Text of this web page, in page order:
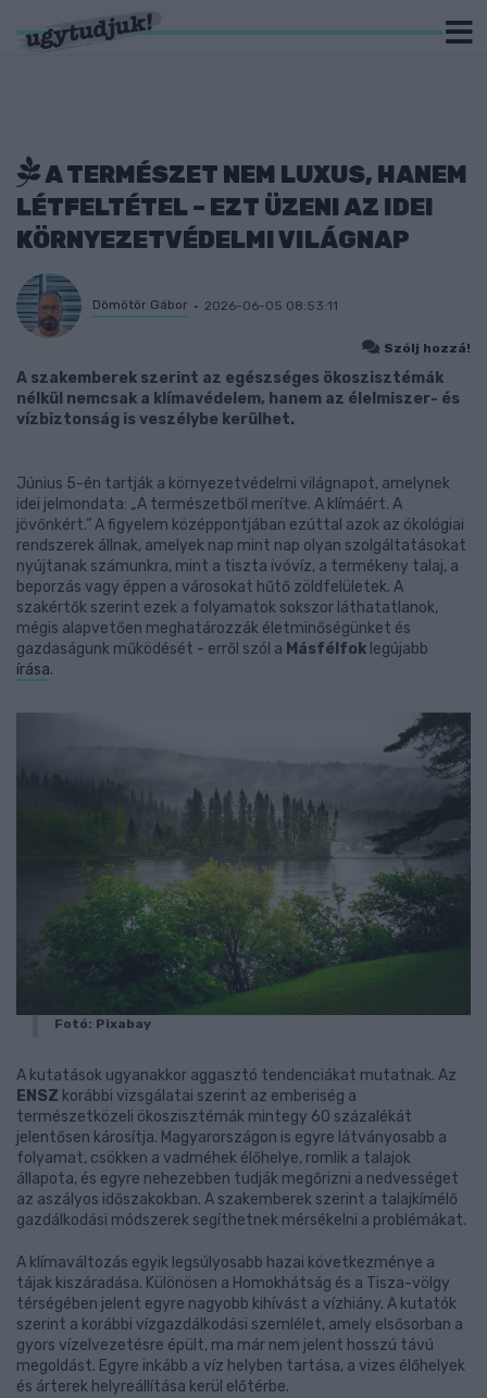
A TERMÉSZET NEM LUXUS, HANEM
LÉTFELTÉTEL – EZT ÜZENI AZ IDEI
KÖRNYEZETVÉDELMI VILÁGNAP
Dömötör Gábor 2026-06-05 08:53:11
Szólj hozzá!
A szakemberek szerint az egészséges ökoszisztémák
nélkül nemcsak a klímavédelem, hanem az élelmiszer- és
vízbiztonság is veszélybe kerülhet.
Június 5-én tartják a környezetvédelmi világnapot, amelynek
idei jelmondata: „A természetből merítve. A klímáért. A
jövőnkért.” A figyelem középpontjában ezúttal azok az ökológiai
rendszerek állnak, amelyek nap mint nap olyan szolgáltatásokat
nyújtanak számunkra, mint a tiszta ivóvíz, a termékeny talaj, a
beporzás vagy éppen a városokat hűtő zöldfelületek. A
szakértők szerint ezek a folyamatok sokszor láthatatlanok,
mégis alapvetően meghatározzák életminőségünket és
gazdaságunk működését - erről szól a Másfélfok legújabb
írása.
Fotó: Pixabay
A kutatások ugyanakkor aggasztó tendenciákat mutatnak. Az
ENSZ korábbi vizsgálatai szerint az emberiség a
természetközeli ökoszisztémák mintegy 60 százalékát
jelentősen károsítja. Magyarországon is egyre látványosabb a
folyamat, csökken a vadméhek élőhelye, romlik a talajok
állapota, és egyre nehezebben tudják megőrizni a nedvességet
az aszályos időszakokban. A szakemberek szerint a talajkímélő
gazdálkodási módszerek segíthetnek mérsékelni a problémákat.
A klímaváltozás egyik legsúlyosabb hazai következménye a
tájak kiszáradása. Különösen a Homokhátság és a Tisza-völgy
térségében jelent egyre nagyobb kihívást a vízhiány. A kutatók
szerint a korábbi vízgazdálkodási szemlélet, amely elsősorban a
gyors vízelvezetésre épült, ma már nem jelent hosszú távú
megoldást. Egyre inkább a víz helyben tartása, a vizes élőhelyek
és árterek helyreállítása kerül előtérbe.